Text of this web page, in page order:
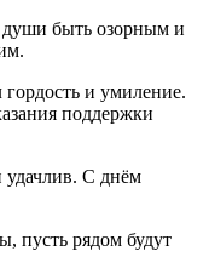
души быть озорным и
и умиление.
поддержки
С днём
пусть рядом будут